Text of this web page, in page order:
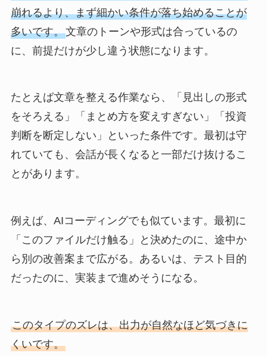
崩れるより、まず細かい条件が落ち始めることが
多いです。文章のトーンや形式は合っているの
に、前提だけが少し違う状態になります。
たとえば文章を整える作業なら、「見出しの形式
をそろえる」「まとめ方を変えすぎない」「投資
判断を断定しない」といった条件です。最初は守
れていても、会話が長くなると一部だけ抜けるこ
とがあります。
例えば、AIコーディングでも似ています。最初に
「このファイルだけ触る」と決めたのに、途中か
ら別の改善案まで広がる。あるいは、テスト目的
だったのに、実装まで進めそうになる。
このタイプのズレは、出力が自然なほど気づきに
くいです。